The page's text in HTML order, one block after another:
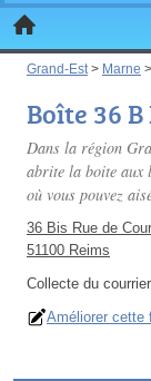
Grand-Est > Marne >
Boîte 36
Dans la région
abrite la boite aux
où vous pouvez
36 Bis Rue de
51100 Reims
Collecte du
Améliorer cette